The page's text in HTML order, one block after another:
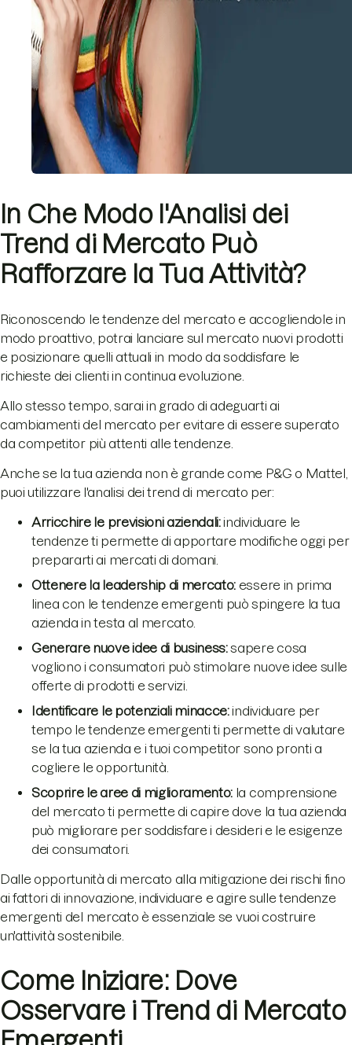
In Che Modo l'Analisi dei
Trend di Mercato Può
Rafforzare la Tua Attività?
Riconoscendo le tendenze del mercato e accogliendole in
modo proattivo, potrai lanciare sul mercato nuovi prodotti
e posizionare quelli attuali in modo da soddisfare le
richieste dei clienti in continua evoluzione.
Allo stesso tempo, sarai in grado di adeguarti ai
cambiamenti del mercato per evitare di essere superato
da competitor più attenti alle tendenze.
Anche se la tua azienda non è grande come P&G o Mattel,
puoi utilizzare l'analisi dei trend di mercato per:
Arricchire le previsioni aziendali:individuare le
tendenze ti permette di apportare modifiche oggi per
prepararti ai mercati di domani.
Ottenere la leadership di mercato: essere in prima
linea con le tendenze emergenti può spingere la tua
azienda in testa al mercato.
Generare nuove idee di business:sapere cosa
vogliono i consumatori può stimolare nuove idee sulle
offerte di prodotti e servizi.
Identificare le potenziali minacce:individuare per
tempo le tendenze emergenti ti permette di valutare
se la tua azienda e i tuoi competitor sono pronti a
cogliere le opportunità.
Scoprire le aree di miglioramento: la comprensione
del mercato ti permette di capire dove la tua azienda
può migliorare per soddisfare i desideri e le esigenze
dei consumatori.
Dalle opportunità di mercato alla mitigazione dei rischi fino
ai fattori di innovazione, individuare e agire sulle tendenze
emergenti del mercato è essenziale se vuoi costruire
un'attività sostenibile.
Come Iniziare: Dove
Osservare i Trend di Mercato